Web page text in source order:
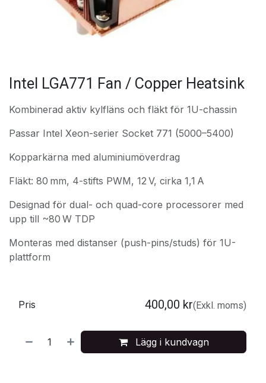
Intel LGA771 Fan / Copper Heatsink
Kombinerad aktiv kylfläns och fläkt för 1U-chassin
Passar Intel Xeon-serier Socket 771 (5000–5400)
Kopparkärna med aluminiumöverdrag
Fläkt: 80 mm, 4-stifts PWM, 12 V, cirka 1,1 A
Designad för dual- och quad-core processorer med
upp till ~80 W TDP
Monteras med distanser (push-pins/studs) för 1U-
plattform
Lägg i kundvagn
Pris 400,00 kr(Exkl. moms)